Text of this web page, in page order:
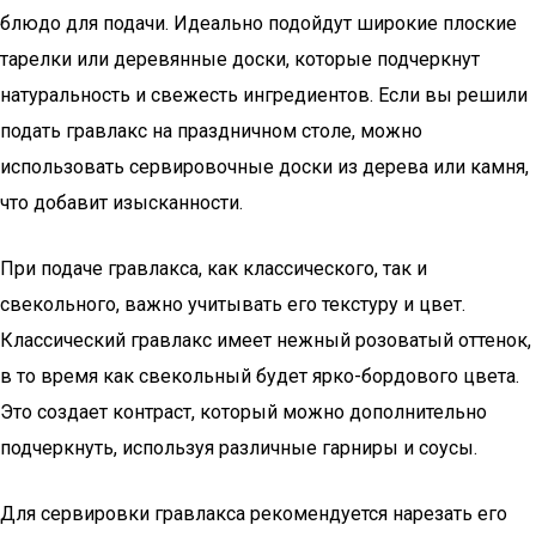
блюдо для подачи. Идеально подойдут широкие плоские
тарелки или деревянные доски, которые подчеркнут
натуральность и свежесть ингредиентов. Если вы решили
подать гравлакс на праздничном столе, можно
использовать сервировочные доски из дерева или камня,
что добавит изысканности.
При подаче гравлакса, как классического, так и
свекольного, важно учитывать его текстуру и цвет.
Классический гравлакс имеет нежный розоватый оттенок,
в то время как свекольный будет ярко-бордового цвета.
Это создает контраст, который можно дополнительно
подчеркнуть, используя различные гарниры и соусы.
Для сервировки гравлакса рекомендуется нарезать его